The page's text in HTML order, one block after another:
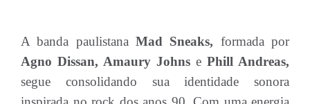
A banda paulistana Mad Sneaks, formada por
Agno Dissan, Amaury Johns e Phill Andreas,
segue consolidando sua identidade sonora